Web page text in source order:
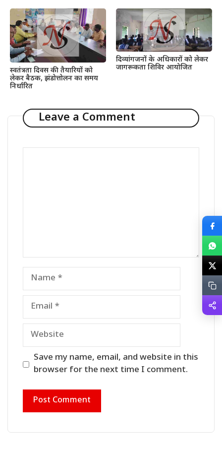
स्वतंत्रता दिवस की तैयारियों को
लेकर बैठक, झंडोत्तोलन का समय
निर्धारित
दिव्यांगजनों के अधिकारों को लेकर
जागरूकता शिविर आयोजित
Leave a Comment
Name
Email
Website
Save my name, email, and website in this
browser for the next time I comment.